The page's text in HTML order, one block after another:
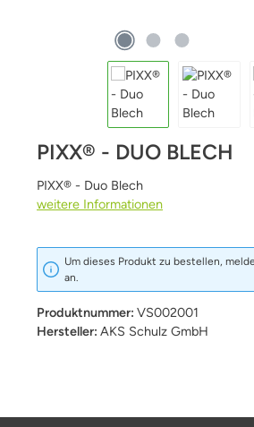
PIXX® - DUO BLECH
PIXX® - Duo Blech
weitere Informationen
Um dieses Produkt zu bestellen,
an.
Produktnummer: VS002001
Hersteller: AKS Schulz GmbH